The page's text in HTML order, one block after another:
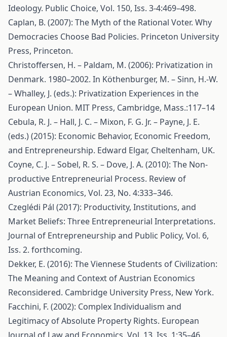
Ideology. Public Choice, Vol. 150, Iss. 3-4:469–498.
Caplan, B. (2007): The Myth of the Rational Voter. Why
Democracies Choose Bad Policies. Princeton University
Press, Princeton.
Christoffersen, H. – Paldam, M. (2006): Privatization in
Denmark. 1980–2002. In Köthenburger, M. – Sinn, H.-W.
– Whalley, J. (eds.): Privatization Experiences in the
European Union. MIT Press, Cambridge, Mass.:117–14
Cebula, R. J. – Hall, J. C. – Mixon, F. G. Jr. – Payne, J. E.
(eds.) (2015): Economic Behavior, Economic Freedom,
and Entrepreneurship. Edward Elgar, Cheltenham, UK.
Coyne, C. J. – Sobel, R. S. – Dove, J. A. (2010): The Non-
productive Entrepreneurial Process. Review of
Austrian Economics, Vol. 23, No. 4:333–346.
Czeglédi Pál (2017): Productivity, Institutions, and
Market Beliefs: Three Entrepreneurial Interpretations.
Journal of Entrepreneurship and Public Policy, Vol. 6,
Iss. 2. forthcoming.
Dekker, E. (2016): The Viennese Students of Civilization:
The Meaning and Context of Austrian Economics
Reconsidered. Cambridge University Press, New York.
Facchini, F. (2002): Complex Individualism and
Legitimacy of Absolute Property Rights. European